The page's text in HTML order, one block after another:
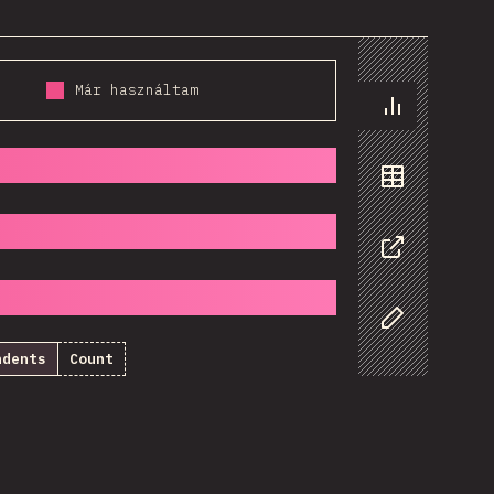
Diagramok
Adatok
Megosztás
Customize
Már használtam
Count